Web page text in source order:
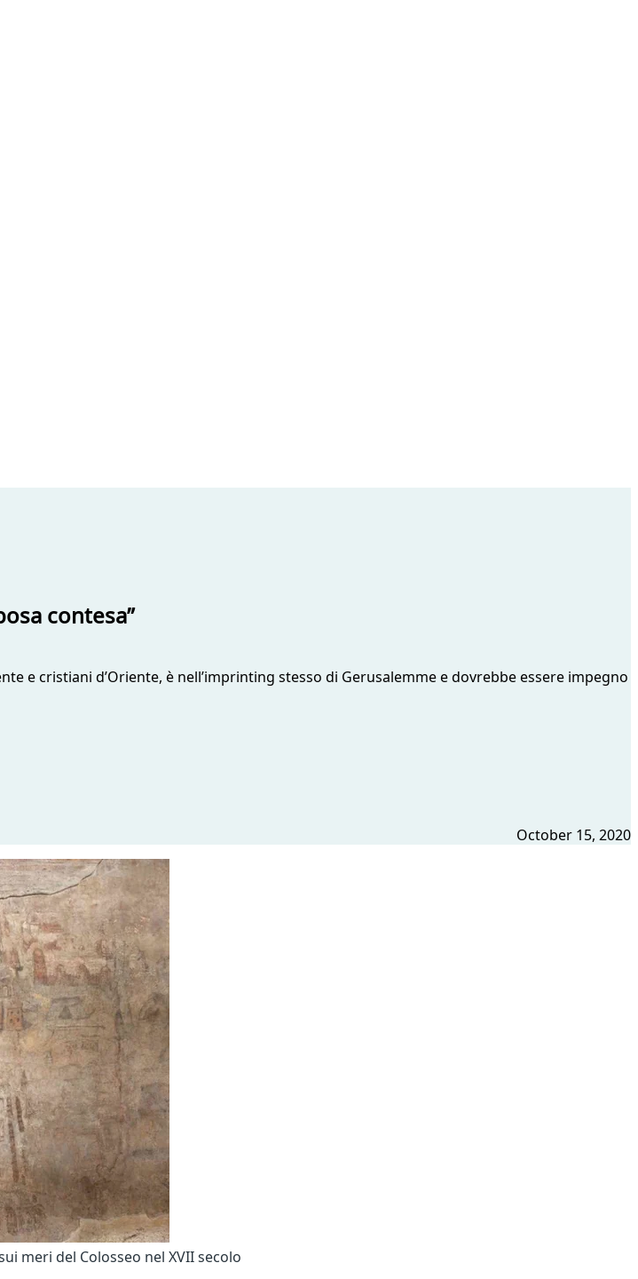
contesa”
e cristiani d’Oriente, è nell’imprinting stesso di Gerusalemme e dovrebbe essere impegno
October 15, 2020
meri del Colosseo nel XVII secolo